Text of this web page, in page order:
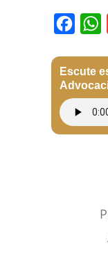
Escute